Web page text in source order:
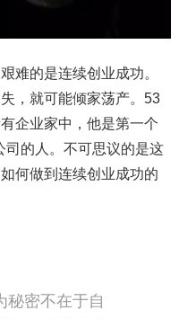
难的是连续创业成功。
，就可能倾家荡产。53
企业家中，他是第一个
司的人。不可思议的是这
何做到连续创业成功的
秘密不在于自